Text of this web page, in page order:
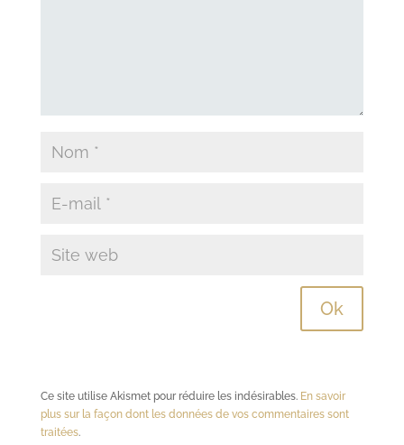
Ce site utilise Akismet pour réduire les indésirables. En savoir
plus sur la façon dont les données de vos commentaires sont
traitées.